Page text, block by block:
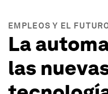
EMPLEOS Y EL
La
las